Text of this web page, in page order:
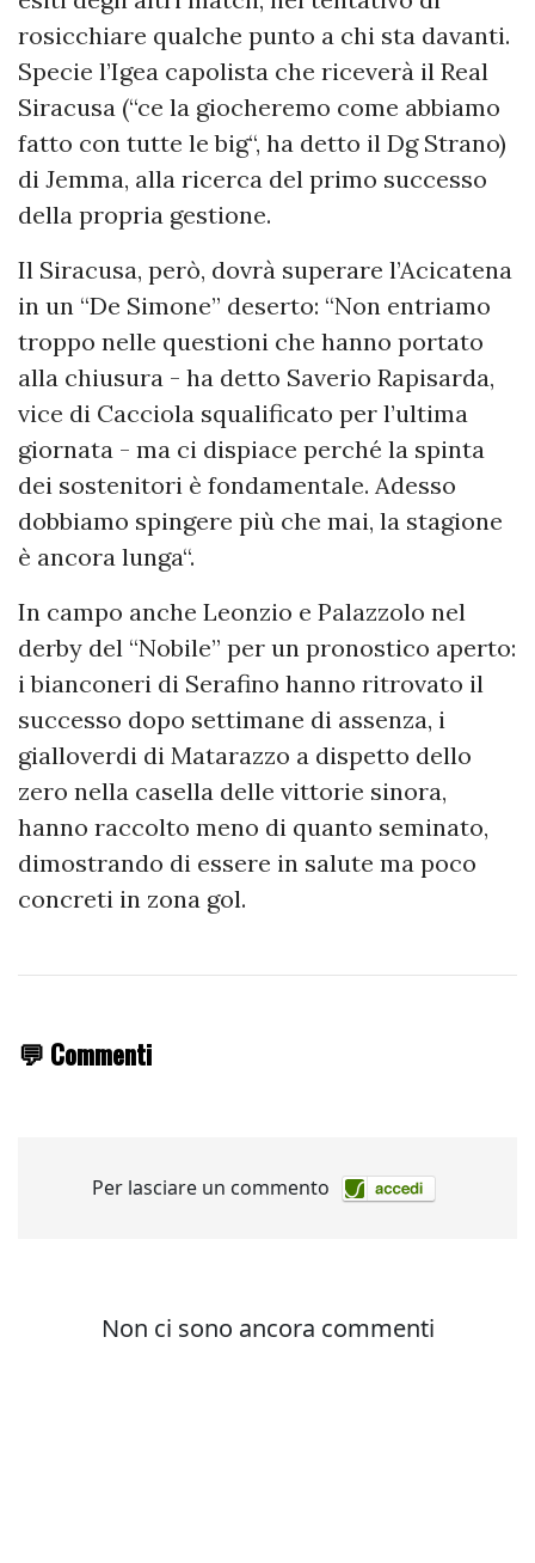
rosicchiare qualche punto a chi sta davanti.
Specie l’Igea capolista che riceverà il Real
Siracusa (“ce la giocheremo come abbiamo
fatto con tutte le big“, ha detto il Dg Strano)
di Jemma, alla ricerca del primo successo
della propria gestione.
Il Siracusa, però, dovrà superare l’Acicatena
in un “De Simone” deserto: “Non entriamo
troppo nelle questioni che hanno portato
alla chiusura - ha detto Saverio Rapisarda,
vice di Cacciola squalificato per l’ultima
giornata - ma ci dispiace perché la spinta
dei sostenitori è fondamentale. Adesso
dobbiamo spingere più che mai, la stagione
è ancora lunga“.
In campo anche Leonzio e Palazzolo nel
derby del “Nobile” per un pronostico aperto:
i bianconeri di Serafino hanno ritrovato il
successo dopo settimane di assenza, i
gialloverdi di Matarazzo a dispetto dello
zero nella casella delle vittorie sinora,
hanno raccolto meno di quanto seminato,
dimostrando di essere in salute ma poco
concreti in zona gol.
💬 Commenti